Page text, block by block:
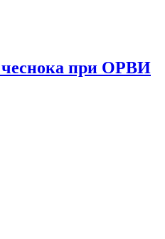
чеснока при ОРВИ